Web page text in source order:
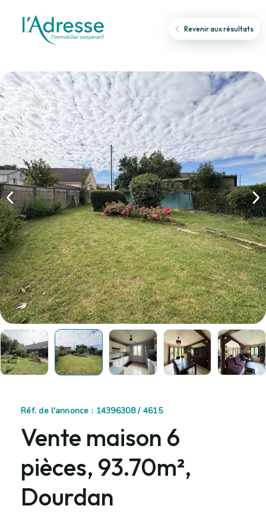
Revenir aux résultats
Réf. de l'annonce : 14396308 / 4615
Vente maison 6
pièces, 93.70m²,
Dourdan